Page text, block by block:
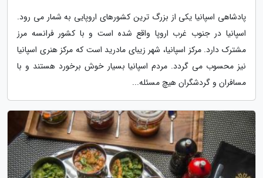
پادشاهی اسپانیا یکی از بزرگ ترین کشورهای اروپایی به شمار می رود.
اسپانیا در جنوب غرب اروپا واقع شده است و با کشور فرانسه مرز
مشترک دارد. مرکز اسپانیا، شهر زیبای مادرید است که مرکز هنری اسپانیا
نیز محسوب می گردد. مردم اسپانیا بسیار خوش برخورد هستند و با
مسافران و گردشگران هیچ مسئله...